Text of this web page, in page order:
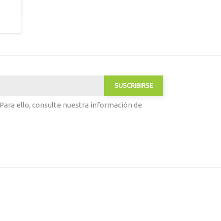
ello, consulte nuestra información de